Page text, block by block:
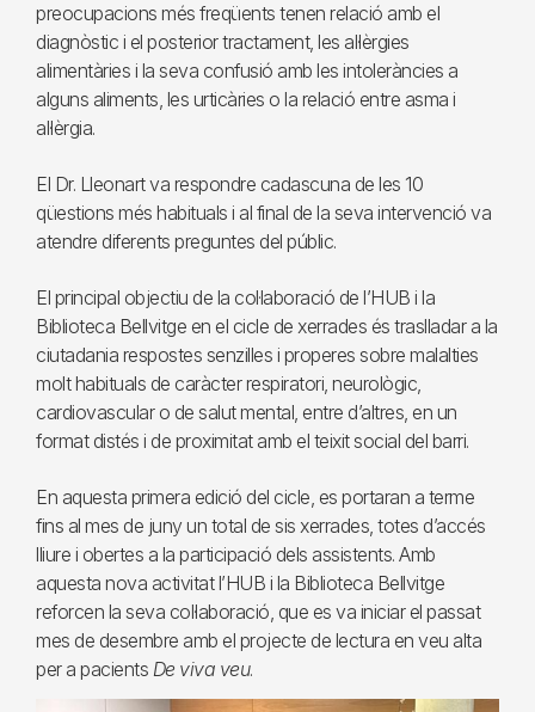
preocupacions més freqüents tenen relació amb el
diagnòstic i el posterior tractament, les al·lèrgies
alimentàries i la seva confusió amb les intoleràncies a
alguns aliments, les urticàries o la relació entre asma i
al·lèrgia.
El Dr. Lleonart va respondre cadascuna de les 10
qüestions més habituals i al final de la seva intervenció va
atendre diferents preguntes del públic.
El principal objectiu de la col·laboració de l’HUB i la
Biblioteca Bellvitge en el cicle de xerrades és traslladar a la
ciutadania respostes senzilles i properes sobre malalties
molt habituals de caràcter respiratori, neurològic,
cardiovascular o de salut mental, entre d’altres, en un
format distés i de proximitat amb el teixit social del barri.
En aquesta primera edició del cicle, es portaran a terme
fins al mes de juny un total de sis xerrades, totes d’accés
lliure i obertes a la participació dels assistents. Amb
aquesta nova activitat l’HUB i la Biblioteca Bellvitge
reforcen la seva col·laboració, que es va iniciar el passat
mes de desembre amb el projecte de lectura en veu alta
per a pacients De viva veu.